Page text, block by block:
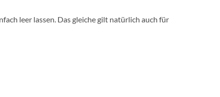
leer lassen. Das gleiche gilt natürlich auch für